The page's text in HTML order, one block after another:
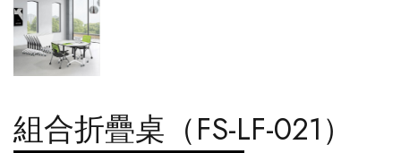
組合折疊桌（FS-LF-021）